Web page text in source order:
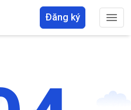
Đăng ký